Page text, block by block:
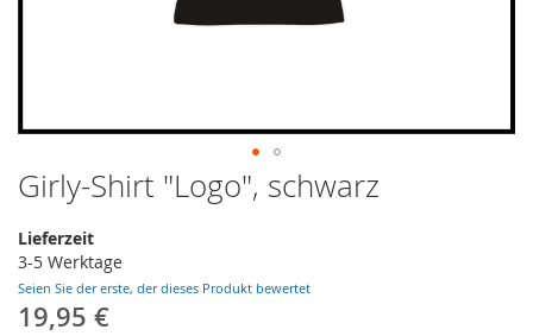
Zum
Anfang
der
Bildergalerie
springen
Girly-Shirt "Logo", schwarz
Lieferzeit
3-5 Werktage
Seien Sie der erste, der dieses Produkt bewertet
19,95 €